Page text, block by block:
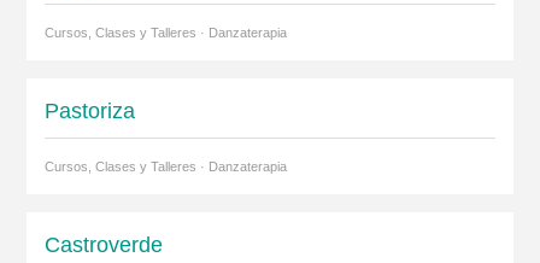
Cursos, Clases y Talleres · Danzaterapia
Pastoriza
Cursos, Clases y Talleres · Danzaterapia
Castroverde